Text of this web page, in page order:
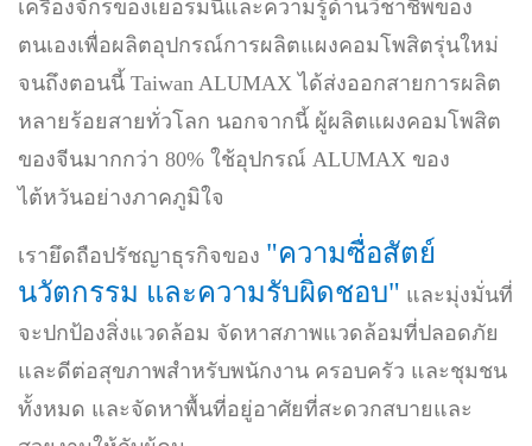
เครื่องจักรของเยอรมนีและความรู้ด้านวิชาชีพของ
ตนเองเพื่อผลิตอุปกรณ์การผลิตแผงคอมโพสิตรุ่นใหม่
จนถึงตอนนี้ Taiwan ALUMAX ได้ส่งออกสายการผลิต
หลายร้อยสายทั่วโลก นอกจากนี้ ผู้ผลิตแผงคอมโพสิต
ของจีนมากกว่า 80% ใช้อุปกรณ์ ALUMAX ของ
ไต้หวันอย่างภาคภูมิใจ
เรายึดถือปรัชญาธุรกิจของ "ความซื่อสัตย์
นวัตกรรม และความรับผิดชอบ" และมุ่งมั่นที่
จะปกป้องสิ่งแวดล้อม จัดหาสภาพแวดล้อมที่ปลอดภัย
และดีต่อสุขภาพสำหรับพนักงาน ครอบครัว และชุมชน
ทั้งหมด และจัดหาพื้นที่อยู่อาศัยที่สะดวกสบายและ